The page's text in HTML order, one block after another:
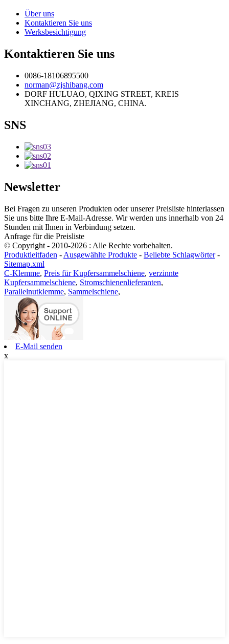
Über uns
Kontaktieren Sie uns
Werksbesichtigung
Kontaktieren Sie uns
0086-18106895500
norman@zjshibang.com
DORF HULUAO, QIXING STREET, KREIS
XINCHANG, ZHEJIANG, CHINA.
SNS
Newsletter
Bei Fragen zu unseren Produkten oder unserer Preisliste hinterlassen
Sie uns bitte Ihre E-Mail-Adresse. Wir werden uns innerhalb von 24
Stunden mit Ihnen in Verbindung setzen.
Anfrage für die Preisliste
© Copyright - 2010-2026 : Alle Rechte vorbehalten.
Produktleitfaden - Ausgewählte Produkte - Beliebte Schlagwörter-
Sitemap.xml
C-Klemme, Preis für Kupfersammelschiene, verzinnte
Kupfersammelschiene, Stromschienenlieferanten,
Parallelnutklemme, Sammelschiene,
E-Mail senden
x